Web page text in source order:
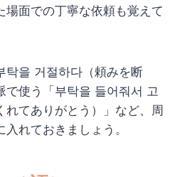
場面での丁寧な依頼も覚えて
탁을 거절하다（頼みを断
で使う「부탁을 들어줘서 고
れてありがとう）」など、周
れておきましょう。